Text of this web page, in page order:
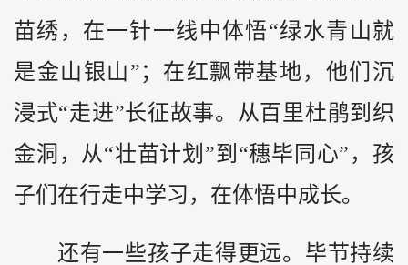
苗绣，在一针一线中体悟“绿水青山就
是金山银山”；在红飘带基地，他们沉
浸式“走进”长征故事。从百里杜鹃到织
金洞，从“壮苗计划”到“穗毕同心”，孩
子们在行走中学习，在体悟中成长。
还有一些孩子走得更远。毕节持续